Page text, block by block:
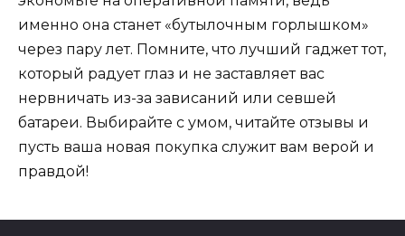
именно она станет «бутылочным горлышком»
через пару лет. Помните, что лучший гаджет тот,
который радует глаз и не заставляет вас
нервничать из-за зависаний или севшей
батареи. Выбирайте с умом, читайте отзывы и
пусть ваша новая покупка служит вам верой и
правдой!